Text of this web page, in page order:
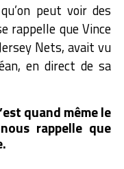
peut voir des
rappelle que Vince
Nets, avait vu
en direct de sa
quand même le
rappelle que